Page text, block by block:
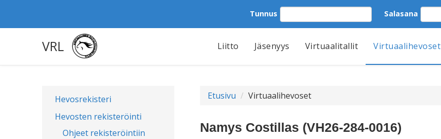
Tunnus Salasana
VRL Liitto Jäsenyys Virtuaalitallit Virtuaalihevoset
Hevosrekisteri
Hevosten rekisteröinti
Ohjeet rekisteröintiin
Etusivu Virtuaalihevoset
Namys Costillas (VH26-284-0016)